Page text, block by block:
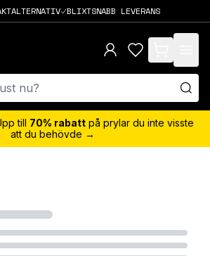
BLIXTSNABB LEVERANS
items in cart,
till 70% rabatt på prylar du inte visste
att du behövde →